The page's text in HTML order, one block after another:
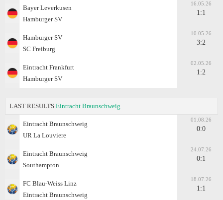
Bayer Leverkusen
Hamburger SV
16.05.26
1:1
Hamburger SV
SC Freiburg
10.05.26
3:2
Eintracht Frankfurt
Hamburger SV
02.05.26
1:2
LAST RESULTS Eintracht Braunschweig
Eintracht Braunschweig
UR La Louviere
01.08.26
0:0
Eintracht Braunschweig
Southampton
24.07.26
0:1
FC Blau-Weiss Linz
Eintracht Braunschweig
18.07.26
1:1